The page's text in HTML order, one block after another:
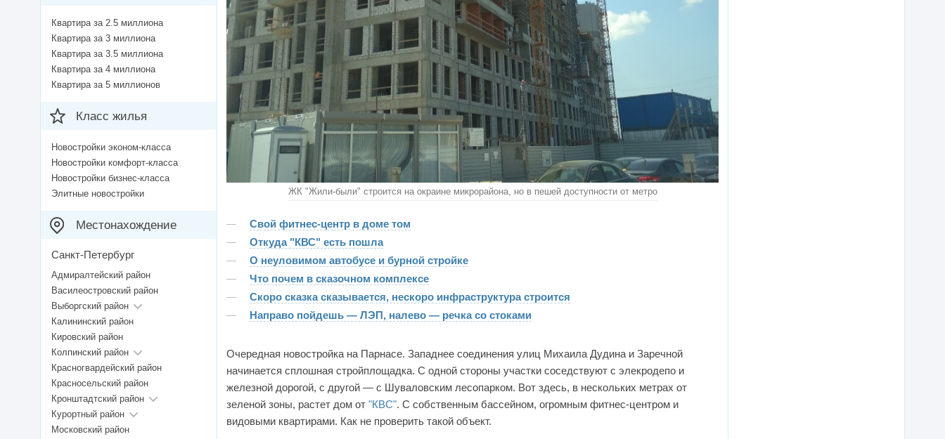
ЖК "Жили-были" строится на окраине микрорайона, но в пешей доступности от метро
Свой фитнес-центр в доме том
Откуда "КВС" есть пошла
О неуловимом автобусе и бурной стройке
Что почем в сказочном комплексе
Скоро сказка сказывается, нескоро инфраструктура строится
Направо пойдешь ― ЛЭП, налево ― речка со стоками
Очередная новостройка на Парнасе. Западнее соединения улиц Михаила Дудина и Заречной
начинается сплошная стройплощадка. С одной стороны участки соседствуют с элекродепо и
железной дорогой, с другой ― с Шуваловским лесопарком. Вот здесь, в нескольких метрах от
зеленой зоны, растет дом от "КВС". С собственным бассейном, огромным фитнес-центром и
видовыми квартирами. Как не проверить такой объект.
Квартира за 2.5 миллиона
Квартира за 3 миллиона
Квартира за 3.5 миллиона
Квартира за 4 миллиона
Квартира за 5 миллионов
Класс жилья
Новостройки эконом-класса
Новостройки комфорт-класса
Новостройки бизнес-класса
Элитные новостройки
Местонахождение
Санкт-Петербург
Адмиралтейский район
Василеостровский район
Выборгский район
Калининский район
Кировский район
Колпинский район
Красногвардейский район
Красносельский район
Кронштадтский район
Курортный район
Московский район